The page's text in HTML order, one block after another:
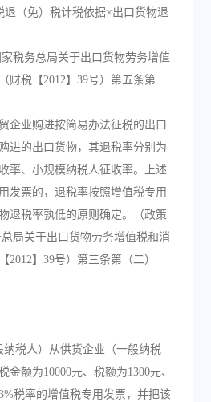
退（免）税计税依据×出口货物退
家税务总局关于出口货物劳务增值
财税【2012】39号）第五条第
企业购进按简易办法征税的出口
进的出口货物，其退税率分别为
率、小规模纳税人征收率。上述
发票的，退税率按照增值税专用
退税率孰低的原则确定。（政策
局关于出口货物劳务增值税和消
2012】39号）第三条第（二）
税人）从供货企业（一般纳税
金额为10000元、税额为1300元、
税率的增值税专用发票，并把该